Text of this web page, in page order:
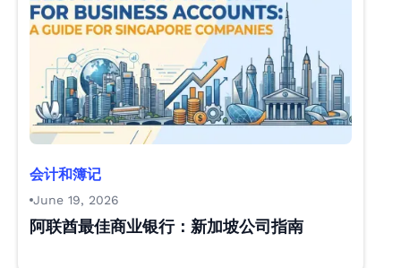
会计和簿记
June 19, 2026
阿联酋最佳商业银行：新加坡公司指南